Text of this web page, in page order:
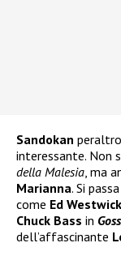
Sandokan
interessante. Non
della Malesia, ma
Marianna. Si
come Ed
Chuck Bass in
dell’affascinante